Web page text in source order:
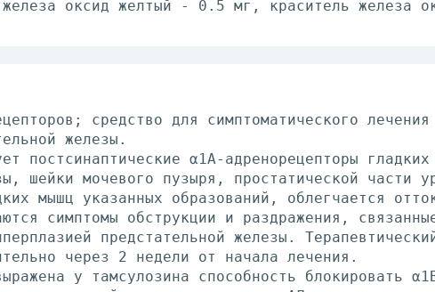
оксид желтый - 0.5 мг, краситель железа
средство для симптоматического лечения
железы.
постсинаптические α1A-адренорецепторы
шейки мочевого пузыря, простатической части
мышц указанных образований, облегчается
симптомы обструкции и раздражения,
предстательной железы.
через 2 недели от начала лечения.
у тамсулозина способность блокировать